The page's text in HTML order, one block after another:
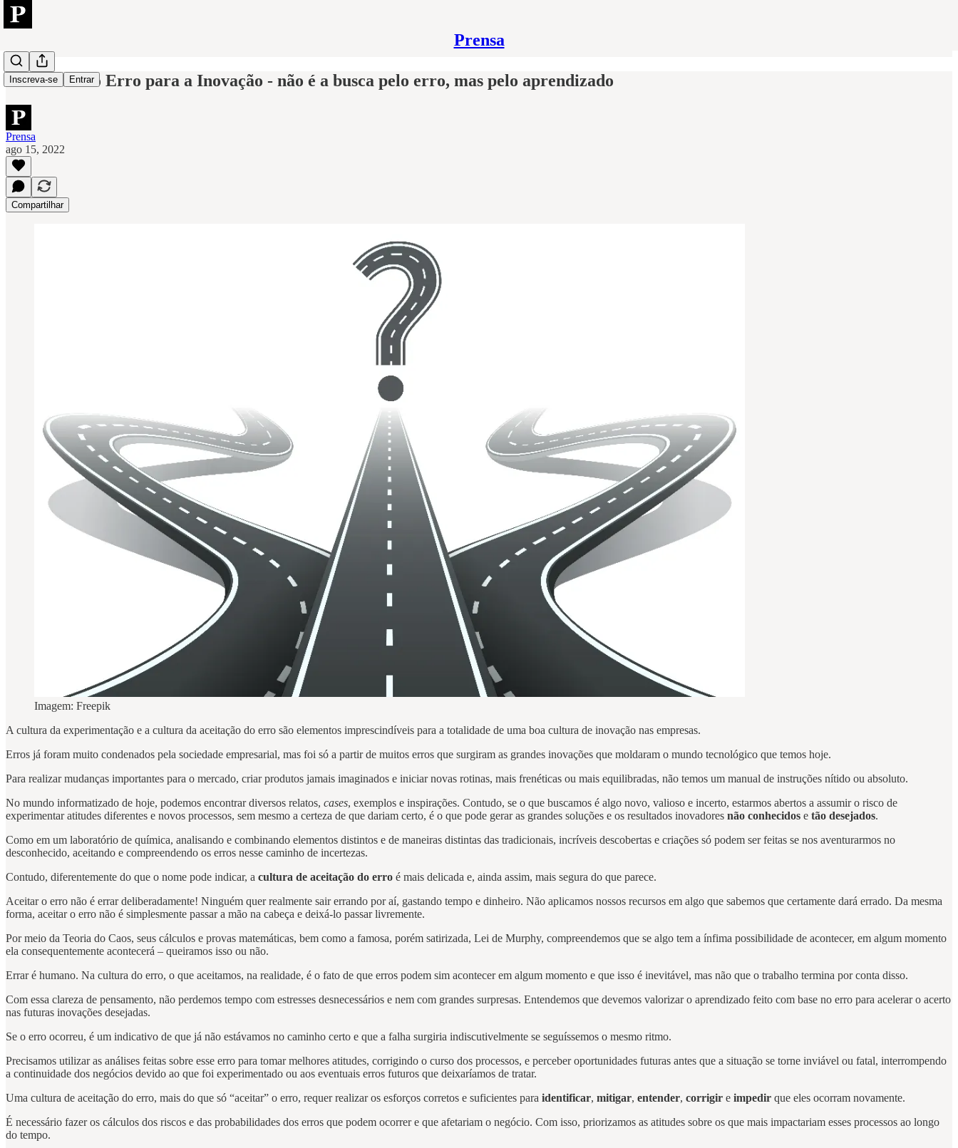
Prensa
Inscreva-se Entrar
A Cultura do Erro para a Inovação - não é a busca pelo erro, mas pelo aprendizado
Prensa
ago 15, 2022
Compartilhar
Imagem: Freepik
A cultura da experimentação e a cultura da aceitação do erro são elementos imprescindíveis para a totalidade de uma boa cultura de inovação nas empresas.
Erros já foram muito condenados pela sociedade empresarial, mas foi só a partir de muitos erros que surgiram as grandes inovações que moldaram o mundo tecnológico que temos hoje.
Para realizar mudanças importantes para o mercado, criar produtos jamais imaginados e iniciar novas rotinas, mais frenéticas ou mais equilibradas, não temos um manual de instruções nítido ou absoluto.
No mundo informatizado de hoje, podemos encontrar diversos relatos, cases, exemplos e inspirações. Contudo, se o que buscamos é algo novo, valioso e incerto, estarmos abertos a assumir o risco de
experimentar atitudes diferentes e novos processos, sem mesmo a certeza de que dariam certo, é o que pode gerar as grandes soluções e os resultados inovadores não conhecidos e tão desejados.
Como em um laboratório de química, analisando e combinando elementos distintos e de maneiras distintas das tradicionais, incríveis descobertas e criações só podem ser feitas se nos aventurarmos no
desconhecido, aceitando e compreendendo os erros nesse caminho de incertezas.
Contudo, diferentemente do que o nome pode indicar, a cultura de aceitação do erro é mais delicada e, ainda assim, mais segura do que parece.
Aceitar o erro não é errar deliberadamente! Ninguém quer realmente sair errando por aí, gastando tempo e dinheiro. Não aplicamos nossos recursos em algo que sabemos que certamente dará errado. Da mesma
forma, aceitar o erro não é simplesmente passar a mão na cabeça e deixá-lo passar livremente.
Por meio da Teoria do Caos, seus cálculos e provas matemáticas, bem como a famosa, porém satirizada, Lei de Murphy, compreendemos que se algo tem a ínfima possibilidade de acontecer, em algum momento
ela consequentemente acontecerá – queiramos isso ou não.
Errar é humano. Na cultura do erro, o que aceitamos, na realidade, é o fato de que erros podem sim acontecer em algum momento e que isso é inevitável, mas não que o trabalho termina por conta disso.
Com essa clareza de pensamento, não perdemos tempo com estresses desnecessários e nem com grandes surpresas. Entendemos que devemos valorizar o aprendizado feito com base no erro para acelerar o acerto
nas futuras inovações desejadas.
Se o erro ocorreu, é um indicativo de que já não estávamos no caminho certo e que a falha surgiria indiscutivelmente se seguíssemos o mesmo ritmo.
Precisamos utilizar as análises feitas sobre esse erro para tomar melhores atitudes, corrigindo o curso dos processos, e perceber oportunidades futuras antes que a situação se torne inviável ou fatal, interrompendo
a continuidade dos negócios devido ao que foi experimentado ou aos eventuais erros futuros que deixaríamos de tratar.
Uma cultura de aceitação do erro, mais do que só “aceitar” o erro, requer realizar os esforços corretos e suficientes para identificar, mitigar, entender, corrigir e impedir que eles ocorram novamente.
É necessário fazer os cálculos dos riscos e das probabilidades dos erros que podem ocorrer e que afetariam o negócio. Com isso, priorizamos as atitudes sobre os que mais impactariam esses processos ao longo
do tempo.